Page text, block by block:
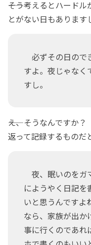
――そう考えるとハード
とがない日もあります
必ずその日ので
すよ。夜じゃなく
すし。
――え、そうなんですか
返って記録するものだ
夜、眠いのをガ
にようやく日記を
いと思うんですよ
なら、家族が出か
事に行くのであれ